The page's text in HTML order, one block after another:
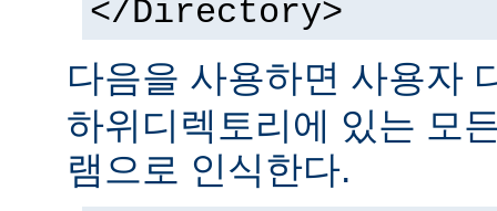
</Directory>
다음을 사용하면 사용자
하위디렉토리에 있는 모
램으로 인식한다.